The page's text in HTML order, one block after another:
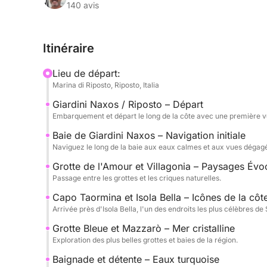
Bleue.
les eaux limpides et des moments de détente
À bord, vous trouverez du prosecco, des
nécessaire pour une expérience élégante et
hôtesse.
Disponible avec des départs à 10h00 ou 14h00,
Le carburant (1 900 €) et le skipper/l’hôtesse
Une expérience idéale pour découvrir Taormina
140 avis
Itinéraire
Lieu de départ:
Marina di Riposto, Riposto, Italia
Giardini Naxos / Riposto – Départ
Embarquement et départ le long de la côte avec une première
Baie de Giardini Naxos – Navigation initiale
Naviguez le long de la baie aux eaux calmes et aux vues
Grotte de l'Amour et Villagonia – Paysages
Passage entre les grottes et les criques naturelles.
Capo Taormina et Isola Bella – Icônes de la
Arrivée près d'Isola Bella, l'un des endroits les plus célèbres de
Grotte Bleue et Mazzarò – Mer cristalline
Exploration des plus belles grottes et baies de la région.
Baignade et détente – Eaux turquoise